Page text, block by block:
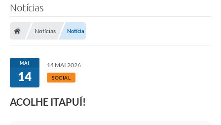
Notícias
Notícias Notícia
MAI
14
14 MAI 2026
SOCIAL
ACOLHE ITAPUÍ!